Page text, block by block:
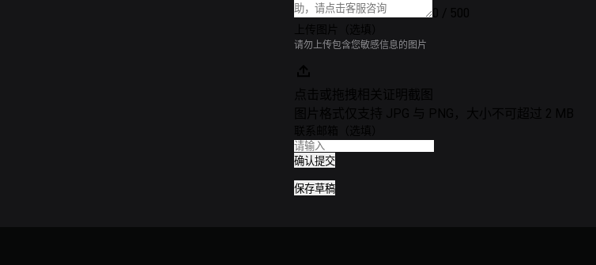
请勿上传包含您敏感信息的图片
确认提交
保存草稿